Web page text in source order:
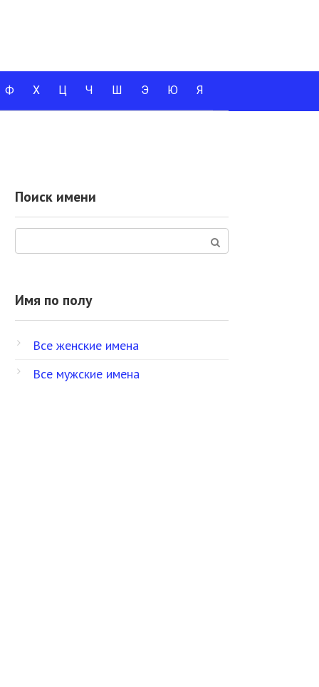
Ф Х Ц Ч Ш Э Ю Я
Поиск имени
Имя по полу
Все женские имена
Все мужские имена